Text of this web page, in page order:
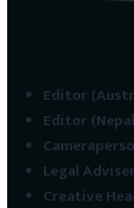
Editor
Editor
Legal
Creative